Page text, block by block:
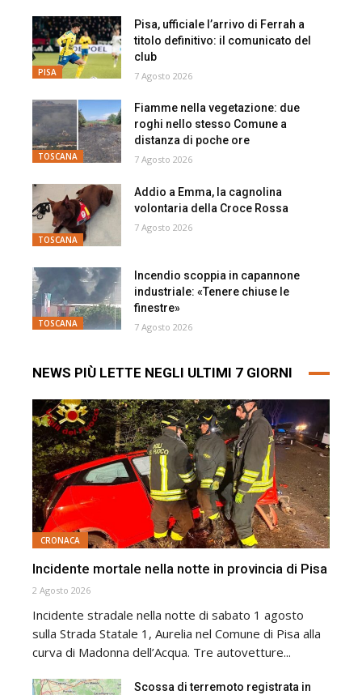
PISA
Pisa, ufficiale l’arrivo di Ferrah a
titolo definitivo: il comunicato del
club
7 Agosto 2026
TOSCANA
Fiamme nella vegetazione: due
roghi nello stesso Comune a
distanza di poche ore
7 Agosto 2026
TOSCANA
Addio a Emma, la cagnolina
volontaria della Croce Rossa
7 Agosto 2026
TOSCANA
Incendio scoppia in capannone
industriale: «Tenere chiuse le
finestre»
7 Agosto 2026
NEWS PIÙ LETTE NEGLI ULTIMI 7 GIORNI
CRONACA
Incidente mortale nella notte in provincia di Pisa
2 Agosto 2026
Incidente stradale nella notte di sabato 1 agosto
sulla Strada Statale 1, Aurelia nel Comune di Pisa alla
curva di Madonna dell’Acqua. Tre autovetture...
Scossa di terremoto registrata in